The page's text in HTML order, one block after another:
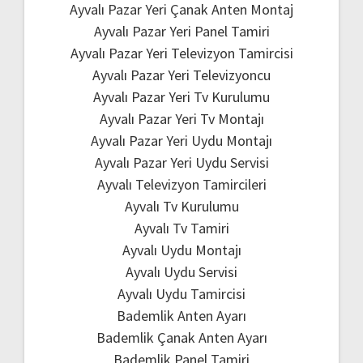
Ayvalı Pazar Yeri Çanak Anten Montaj
Ayvalı Pazar Yeri Panel Tamiri
Ayvalı Pazar Yeri Televizyon Tamircisi
Ayvalı Pazar Yeri Televizyoncu
Ayvalı Pazar Yeri Tv Kurulumu
Ayvalı Pazar Yeri Tv Montajı
Ayvalı Pazar Yeri Uydu Montajı
Ayvalı Pazar Yeri Uydu Servisi
Ayvalı Televizyon Tamircileri
Ayvalı Tv Kurulumu
Ayvalı Tv Tamiri
Ayvalı Uydu Montajı
Ayvalı Uydu Servisi
Ayvalı Uydu Tamircisi
Bademlik Anten Ayarı
Bademlik Çanak Anten Ayarı